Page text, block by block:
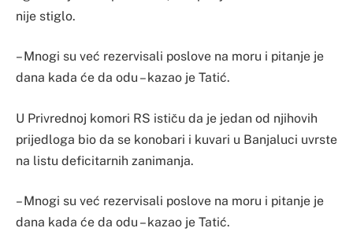
nije stiglo.
– Mnogi su već rezervisali poslove na moru i pitanje je
dana kada će da odu – kazao je Tatić.
U Privrednoj komori RS ističu da je jedan od njihovih
prijedloga bio da se konobari i kuvari u Banjaluci uvrste
na listu deficitarnih zanimanja.
– Mnogi su već rezervisali poslove na moru i pitanje je
dana kada će da odu – kazao je Tatić.